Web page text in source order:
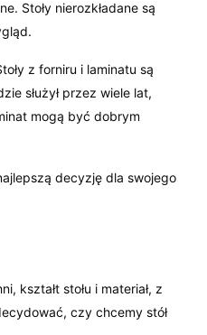
Stoły nierozkładane są
z forniru i laminatu są
służył przez wiele lat,
mogą być dobrym
decyzję dla swojego
kształt stołu i materiał, z
czy chcemy stół